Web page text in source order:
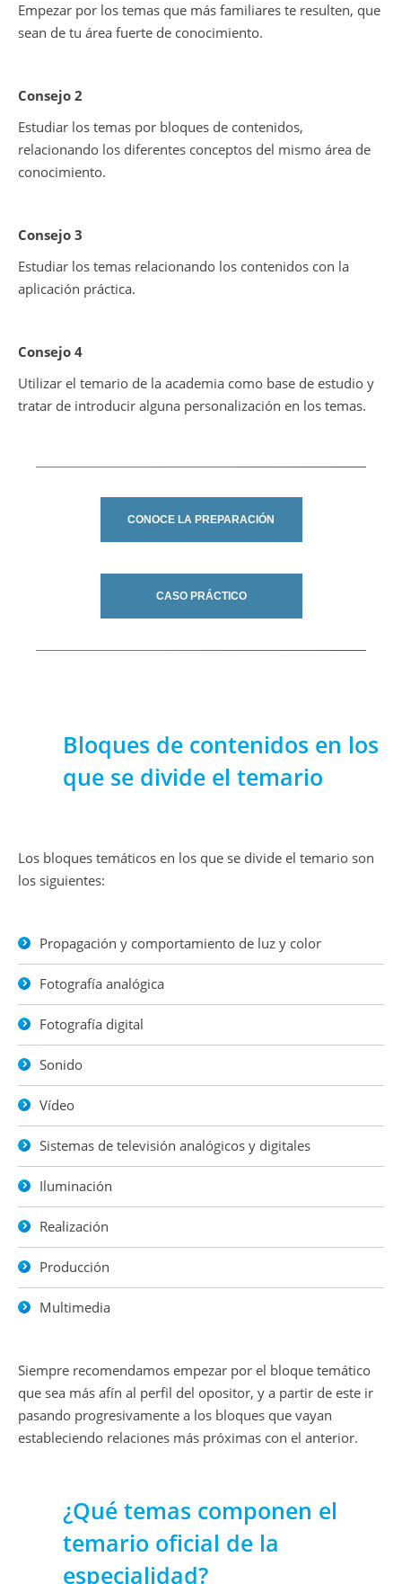
Empezar por los temas que más familiares te resulten, que
sean de tu área fuerte de conocimiento.
Consejo 2
Estudiar los temas por bloques de contenidos,
relacionando los diferentes conceptos del mismo área de
conocimiento.
Consejo 3
Estudiar los temas relacionando los contenidos con la
aplicación práctica.
Consejo 4
Utilizar el temario de la academia como base de estudio y
tratar de introducir alguna personalización en los temas.
CONOCE LA PREPARACIÓN
CASO PRÁCTICO
Bloques de contenidos en los
que se divide el temario
Los bloques temáticos en los que se divide el temario son
los siguientes:
Propagación y comportamiento de luz y color
Fotografía analógica
Fotografía digital
Sonido
Vídeo
Sistemas de televisión analógicos y digitales
Iluminación
Realización
Producción
Multimedia
Siempre recomendamos empezar por el bloque temático
que sea más afín al perfil del opositor, y a partir de este ir
pasando progresivamente a los bloques que vayan
estableciendo relaciones más próximas con el anterior.
¿Qué temas componen el
temario oficial de la
especialidad?